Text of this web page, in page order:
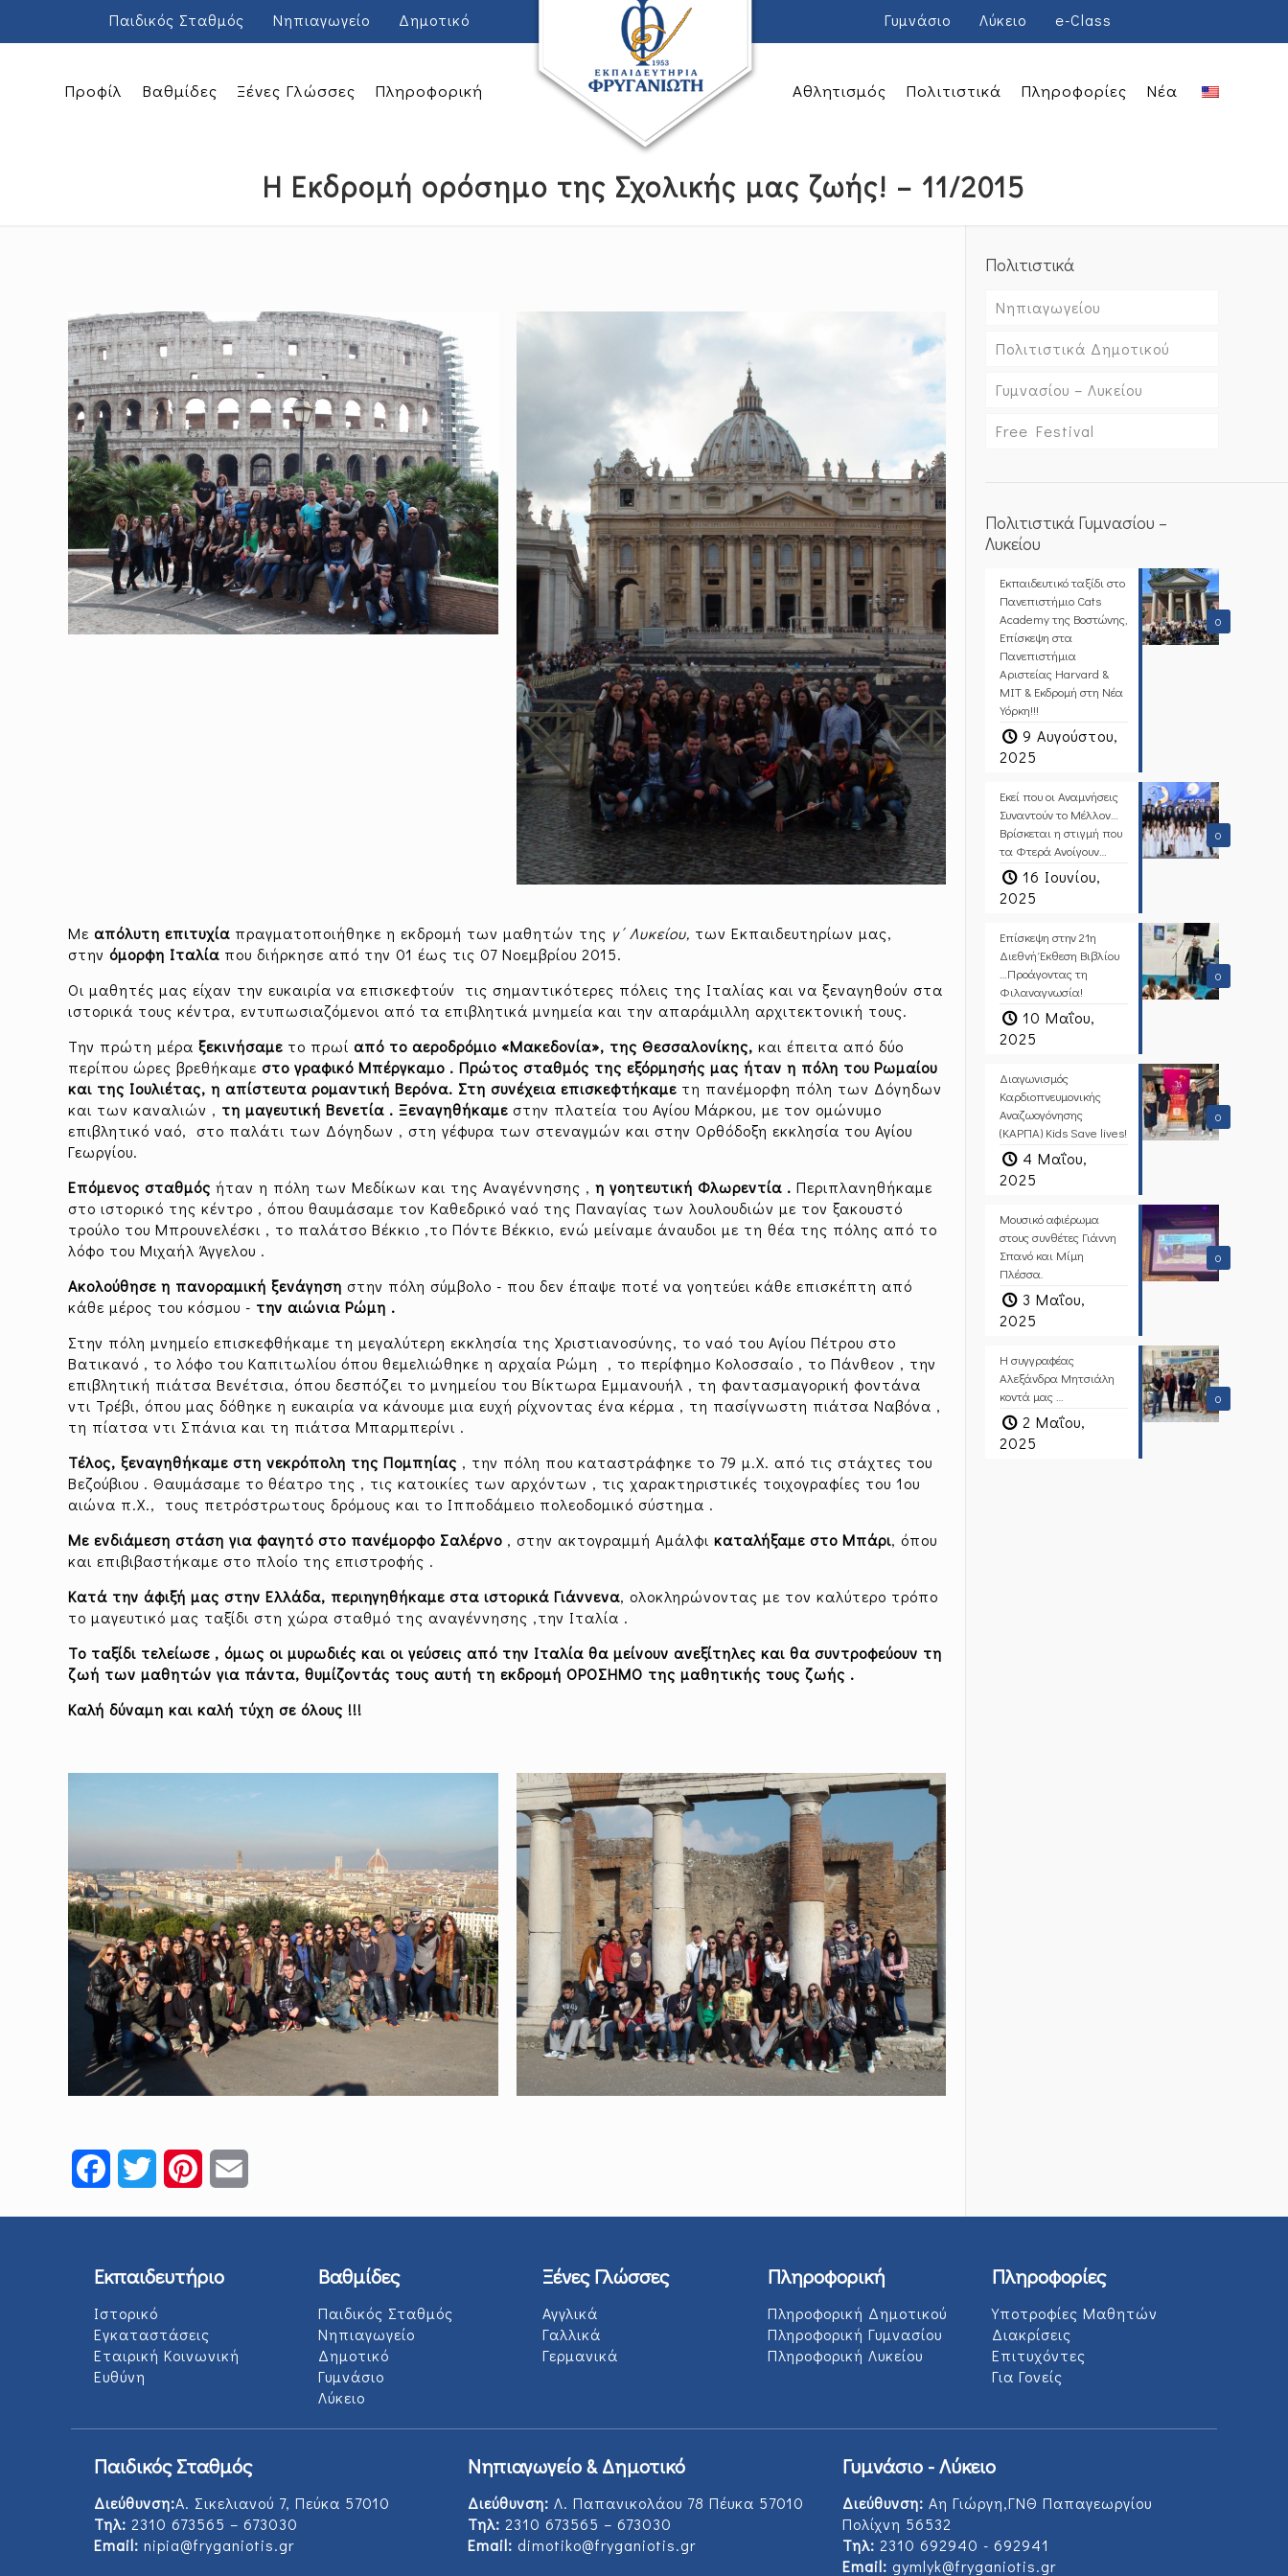
Παιδικός Σταθμός Νηπιαγωγείο Δημοτικό Γυμνάσιο Λύκειο e-Class
Προφίλ Βαθμίδες Ξένες Γλώσσες Πληροφορική Αθλητισμός Πολιτιστικά Πληροφορίες Νέα
Η Εκδρομή ορόσημο της Σχολικής μας ζωής! – 11/2015
Μεαπόλυτη επιτυχία πραγματοποιήθηκε η εκδρομή των μαθητών της γ΄ Λυκείου, των Εκπαιδευτηρίων μας,
στηνόμορφη Ιταλία που διήρκησε από την 01 έως τις 07 Νοεμβρίου 2015.
Οι μαθητές μας είχαν την ευκαιρία να επισκεφτούν τις σημαντικότερες πόλεις της Ιταλίας και να ξεναγηθούν στα
ιστορικά τους κέντρα, εντυπωσιαζόμενοι από τα επιβλητικά μνημεία και την απαράμιλλη αρχιτεκτονική τους.
Την πρώτη μέραξεκινήσαμε το πρωίαπό το αεροδρόμιο «Μακεδονία», της Θεσσαλονίκης, και έπειτα από δύο
περίπου ώρες βρεθήκαμεστο γραφικό Μπέργκαμο . Πρώτος σταθμός της εξόρμησής μας ήταν η πόλη του Ρωμαίου
και της Ιουλιέτας, η απίστευτα ρομαντική Βερόνα. Στη συνέχεια επισκεφτήκαμε τη πανέμορφη πόλη των Δόγηδων
και των καναλιών , τη μαγευτική Βενετία . Ξεναγηθήκαμε στην πλατεία του Αγίου Μάρκου, με τον ομώνυμο
επιβλητικό ναό, στο παλάτι των Δόγηδων , στη γέφυρα των στεναγμών και στην Ορθόδοξη εκκλησία του Αγίου
Γεωργίου.
Επόμενος σταθμός ήταν η πόλη των Μεδίκων και της Αναγέννησης , η γοητευτική Φλωρεντία .Περιπλανηθήκαμε
στο ιστορικό της κέντρο , όπου θαυμάσαμε τον Καθεδρικό ναό της Παναγίας των λουλουδιών με τον ξακουστό
τρούλο του Μπρουνελέσκι , το παλάτσο Βέκκιο ,το Πόντε Βέκκιο, ενώ μείναμε άναυδοι με τη θέα της πόλης από το
λόφο του Μιχαήλ Άγγελου .
Ακολούθησε η πανοραμική ξενάγηση στην πόλη σύμβολο - που δεν έπαψε ποτέ να γοητεύει κάθε επισκέπτη από
κάθε μέρος του κόσμου - την αιώνια Ρώμη .
Στην πόλη μνημείο επισκεφθήκαμε τη μεγαλύτερη εκκλησία της Χριστιανοσύνης, το ναό του Αγίου Πέτρου στο
Βατικανό , το λόφο του Καπιτωλίου όπου θεμελιώθηκε η αρχαία Ρώμη , το περίφημο Κολοσσαίο , το Πάνθεον , την
επιβλητική πιάτσα Βενέτσια, όπου δεσπόζει το μνημείου του Βίκτωρα Εμμανουήλ , τη φαντασμαγορική φοντάνα
ντι Τρέβι, όπου μας δόθηκε η ευκαιρία να κάνουμε μια ευχή ρίχνοντας ένα κέρμα , τη πασίγνωστη πιάτσα Ναβόνα ,
τη πίατσα ντι Σπάνια και τη πιάτσα Μπαρμπερίνι .
Τέλος, ξεναγηθήκαμε στη νεκρόπολη της Πομπηίας , την πόλη που καταστράφηκε το 79 μ.Χ. από τις στάχτες του
Βεζούβιου . Θαυμάσαμε το θέατρο της , τις κατοικίες των αρχόντων , τις χαρακτηριστικές τοιχογραφίες του 1ου
αιώνα π.Χ., τους πετρόστρωτους δρόμους και το Ιπποδάμειο πολεοδομικό σύστημα .
Με ενδιάμεση στάση για φαγητό στο πανέμορφο Σαλέρνο , στην ακτογραμμή Αμάλφικαταλήξαμε στο Μπάρι, όπου
και επιβιβαστήκαμε στο πλοίο της επιστροφής .
Κατά την άφιξή μας στην Ελλάδα, περιηγηθήκαμε στα ιστορικά Γιάννενα, ολοκληρώνοντας με τον καλύτερο τρόπο
το μαγευτικό μας ταξίδι στη χώρα σταθμό της αναγέννησης ,την Ιταλία .
Το ταξίδι τελείωσε , όμως οι μυρωδιές και οι γεύσεις από την Ιταλία θα μείνουν ανεξίτηλες και θα συντροφεύουν τη
ζωή των μαθητών για πάντα, θυμίζοντάς τους αυτή τη εκδρομή ΟΡΟΣΗΜΟ της μαθητικής τους ζωής .
Καλή δύναμη και καλή τύχη σε όλους !!!
FacebookTwitter Pinterest
Πολιτιστικά
Νηπιαγωγείου
Πολιτιστικά Δημοτικού
Γυμνασίου – Λυκείου
Free Festival
Πολιτιστικά Γυμνασίου –
Λυκείου
0
Εκπαιδευτικό ταξίδι στο
Πανεπιστήμιο Cats
Academy της Βοστώνης,
Επίσκεψη στα
Πανεπιστήμια
Αριστείας Harvard &
MIT & Εκδρομή στη Νέα
Υόρκη!!!
9 Αυγούστου,
2025
0
Εκεί που οι Αναμνήσεις
Συναντούν το Μέλλον…
Βρίσκεται η στιγμή που
τα Φτερά Ανοίγουν…
16 Ιουνίου,
2025
0
Επίσκεψη στην 21η
Διεθνή Έκθεση Βιβλίου
…Προάγοντας τη
Φιλαναγνωσία!
10 Μαΐου,
2025
0
Διαγωνισμός
Καρδιοπνευμονικής
Αναζωογόνησης
(ΚΑΡΠΑ) Kids Save lives!
4 Μαΐου,
2025
0
Μουσικό αφιέρωμα
στους συνθέτες Γιάννη
Σπανό και Μίμη
Πλέσσα.
3 Μαΐου,
2025
0
Η συγγραφέας
Αλεξάνδρα Μητσιάλη
κοντά μας …
2 Μαΐου,
2025
Εκπαιδευτήριο
Ιστορικό
Εγκαταστάσεις
Εταιρική Κοινωνική
Ευθύνη
Βαθμίδες
Παιδικός Σταθμός
Νηπιαγωγείο
Δημοτικό
Γυμνάσιο
Λύκειο
Ξένες Γλώσσες
Αγγλικά
Γαλλικά
Γερμανικά
Πληροφορική
Πληροφορική Δημοτικού
Πληροφορική Γυμνασίου
Πληροφορική Λυκείου
Πληροφορίες
Υποτροφίες Μαθητών
Διακρίσεις
Επιτυχόντες
Για Γονείς
Παιδικός Σταθμός
Διεύθυνση:Α. Σικελιανού 7, Πεύκα 57010
Τηλ: 2310 673565 – 673030
Email: nipia@fryganiotis.gr
Νηπιαγωγείο & Δημοτικό
Διεύθυνση: Λ. Παπανικολάου 78 Πέυκα 57010
Τηλ: 2310 673565 – 673030
Email: dimotiko@fryganiotis.gr
Γυμνάσιο - Λύκειο
Διεύθυνση: Αη Γιώργη,ΓΝΘ Παπαγεωργίου
Πολίχνη 56532
Τηλ: 2310 692940 - 692941
Email: gymlyk@fryganiotis.gr